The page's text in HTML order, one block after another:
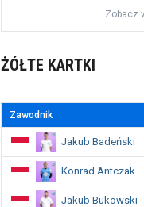
Zobacz
ŻÓŁTE KARTKI
Zawodnik
Jakub Badeński
Konrad Antczak
Jakub Bukowski